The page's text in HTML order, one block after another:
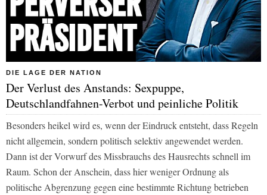
DIE LAGE DER NATION
Der Verlust des Anstands: Sexpuppe,
Deutschlandfahnen-Verbot und peinliche Politik
Besonders heikel wird es, wenn der Eindruck entsteht, dass Regeln
nicht allgemein, sondern politisch selektiv angewendet werden.
Dann ist der Vorwurf des Missbrauchs des Hausrechts schnell im
Raum. Schon der Anschein, dass hier weniger Ordnung als
politische Abgrenzung gegen eine bestimmte Richtung betrieben